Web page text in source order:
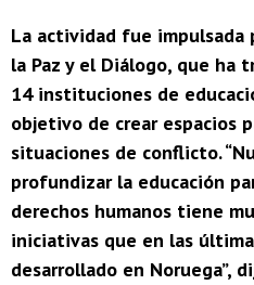
La actividad fue impulsada
la Paz y el Diálogo, que ha
14 instituciones de
objetivo de crear espacios
situaciones de conflicto.
profundizar la educación
derechos humanos tiene
iniciativas que en las
desarrollado en Noruega”,